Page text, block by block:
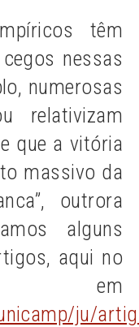
têm
nessas
numerosas
relativizam
que a vitória
massivo da
outrora
alguns
aqui no
em
ju/